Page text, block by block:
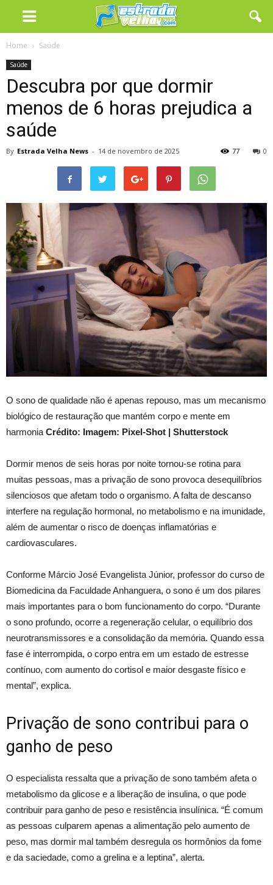
Home Saúde
Saúde
Descubra por que dormir
menos de 6 horas prejudica a
saúde
By Estrada Velha News - 14 de novembro de 2025 0
77
O sono de qualidade não é apenas repouso, mas um mecanismo
biológico de restauração que mantém corpo e mente em
harmonia Crédito: Imagem: Pixel-Shot | Shutterstock
Dormir menos de seis horas por noite tornou-se rotina para
muitas pessoas, mas a privação de sono provoca desequilíbrios
silenciosos que afetam todo o organismo. A falta de descanso
interfere na regulação hormonal, no metabolismo e na imunidade,
além de aumentar o risco de doenças inflamatórias e
cardiovasculares.
Conforme Márcio José Evangelista Júnior, professor do curso de
Biomedicina da Faculdade Anhanguera, o sono é um dos pilares
mais importantes para o bom funcionamento do corpo. “Durante
o sono profundo, ocorre a regeneração celular, o equilíbrio dos
neurotransmissores e a consolidação da memória. Quando essa
fase é interrompida, o corpo entra em um estado de estresse
contínuo, com aumento do cortisol e maior desgaste físico e
mental”, explica.
Privação de sono contribui para o
ganho de peso
O especialista ressalta que a privação de sono também afeta o
metabolismo da glicose e a liberação de insulina, o que pode
contribuir para ganho de peso e resistência insulínica. “É comum
as pessoas culparem apenas a alimentação pelo aumento de
peso, mas dormir mal também desregula os hormônios da fome
e da saciedade, como a grelina e a leptina”, alerta.